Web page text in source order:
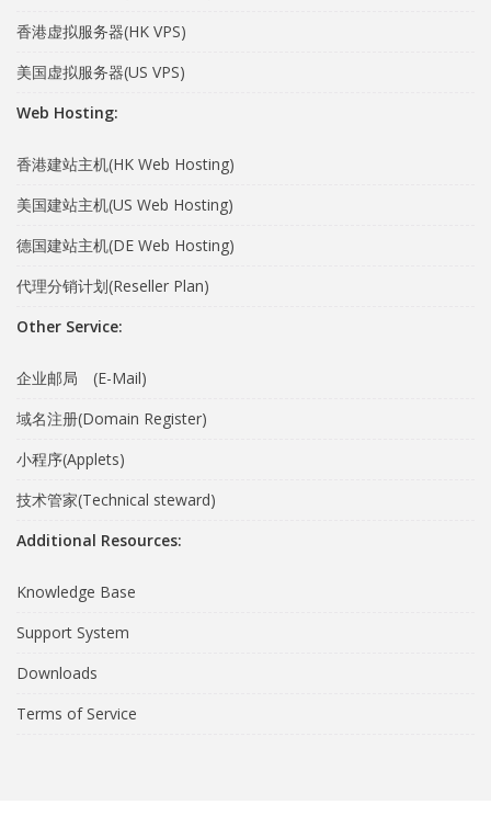
香港虚拟服务器(HK VPS)
美国虚拟服务器(US VPS)
Web Hosting:
香港建站主机(HK Web Hosting)
美国建站主机(US Web Hosting)
德国建站主机(DE Web Hosting)
代理分销计划(Reseller Plan)
Other Service:
企业邮局 (E-Mail)
域名注册(Domain Register)
小程序(Applets)
技术管家(Technical steward)
Additional Resources:
Knowledge Base
Support System
Downloads
Terms of Service